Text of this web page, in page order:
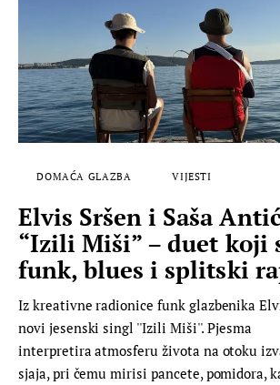
DOMAĆA GLAZBA VIJESTI
Elvis Sršen i Saša
“Izili Miši” – duet koji
funk, blues i splitski
Iz kreativne radionice funk glazbenika
novi jesenski singl ''Izili Miši''. Pjesma
interpretira atmosferu života na otoku
sjaja, pri čemu mirisi pancete, pomidora,